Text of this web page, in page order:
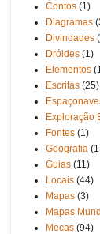
Contos (1)
Diagramas
Divindades
Dróides (1)
Elementos
Escritas (25)
Exploração
Fontes (1)
Geografia
Guias (11)
Locais (44)
Mapas (3)
Mapas
Mecas (94)